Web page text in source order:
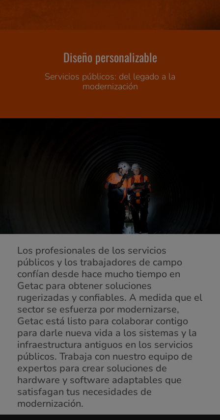
Diseño personalizable
Servicios públicos: del legado a la
modernización
Los profesionales de los servicios
públicos y los trabajadores de campo
confían desde hace mucho tiempo en
Getac para obtener soluciones
rugerizadas y confiables. A medida que el
sector se esfuerza por modernizarse,
Getac está listo para colaborar contigo
para darle nueva vida a los sistemas y la
infraestructura antiguos en los servicios
públicos. Trabaja con nuestro equipo de
expertos para crear soluciones de
hardware y software adaptables que
satisfagan tus necesidades de
modernización.